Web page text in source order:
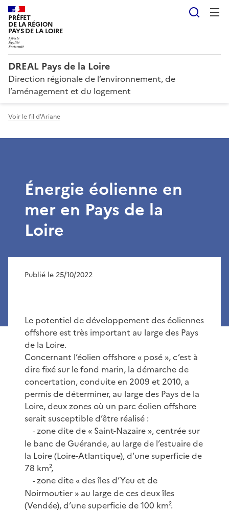
PRÉFET
DE LA RÉGION
PAYS DE LA LOIRE
DREAL Pays de la Loire
Direction régionale de l’environnement, de
l’aménagement et du logement
Voir le fil d'Ariane
Énergie éolienne en
mer en Pays de la
Loire
Publié le 25/10/2022
Le potentiel de développement des éoliennes
offshore est très important au large des Pays
de la Loire.
Concernant l’éolien offshore « posé », c’est à
dire fixé sur le fond marin, la démarche de
concertation, conduite en 2009 et 2010, a
permis de déterminer, au large des Pays de la
Loire, deux zones où un parc éolien offshore
serait susceptible d’être réalisé :
-zone dite de « Saint-Nazaire », centrée sur
le banc de Guérande, au large de l’estuaire de
la Loire (Loire-Atlantique), d’une superficie de
78 km²,
-zone dite « des îles d’Yeu et de
Noirmoutier » au large de ces deux îles
(Vendée), d’une superficie de 100 km².